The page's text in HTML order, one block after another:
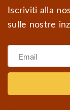
Iscriviti alla
sulle nostre